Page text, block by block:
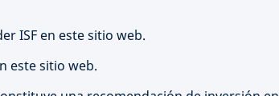
ISF en este sitio web.
este sitio web.